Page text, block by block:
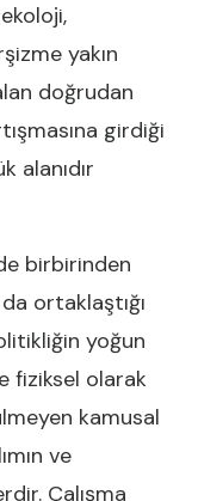
yakın
doğrudan
girdiği
alanıdır
birbirinden
ortaklaştığı
yoğun
fiziksel olarak
kamusal
ve
Çalışma